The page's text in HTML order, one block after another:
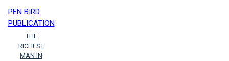
PEN BIRD
PUBLICATION
THE
RICHEST
MAN IN